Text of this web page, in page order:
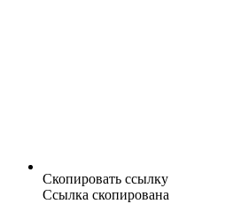
Скопировать ссылку
Ссылка скопирована